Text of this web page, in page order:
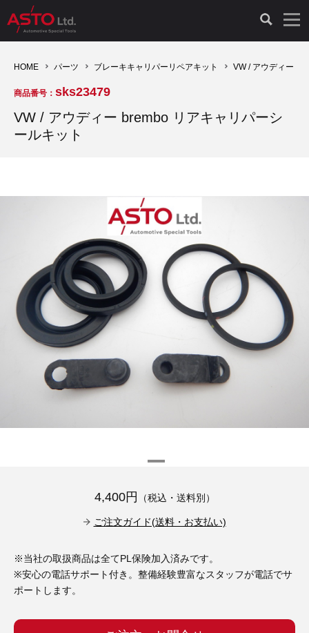
診断機（16）
キープログラマー（4）
オプション品（17）
TPMS（4）
その他（9）
診断テスター（10）
キープログラマー（20）
安定化電源ユニット（8）
バッテリーテスター（4）
古い車両用診断テスター（10）
バイク用診断テスター（7）
HCB TOOLS（45）
AST TOOLS（51）
ドイツ車（211）
イタリア/フランス車（27）
イギリス車（23）
アメリカ車（15）
スウェーデン車（20）
ホイールロック取り外しツール（6）
3D プリンターペン（8）
オシロスコープ（2）
オシロ関連商品（9）
その他（8）
ドイツ車（427）
イタリア/フランス車（145）
スウェーデン車（45）
日本車（40）
ロシア（8）
ブレーキキャリパーリペアキット（368）
ライト関連（6）
その他（12）
現品修理（77）
リビルト品（58）
コントロールユニット初期化（3）
イモビライザーOFF（1）
その他（6）
オシロスコープ（10）
アクセサリー（13）
HOME パーツ ブレーキキャリパーリペアキット VW / アウディー
商品番号： sks23479
VW / アウディー brembo リアキャリパーシ
ールキット
4,400円 （税込・送料別）
ご注文ガイド(送料・お支払い)
※当社の取扱商品は全てPL保険加入済みです。
※安心の電話サポート付き。整備経験豊富なスタッフが電話でサ
ポートします。